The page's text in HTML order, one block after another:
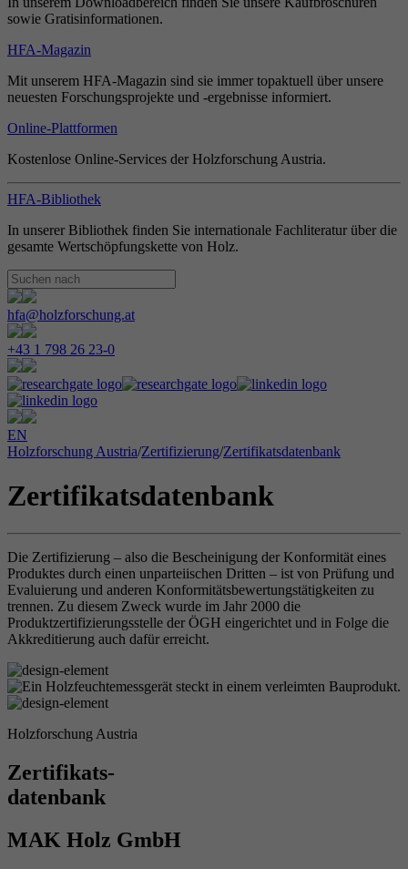
sowie Gratisinformationen.
HFA-Magazin
Mit unserem HFA-Magazin sind sie immer topaktuell über unsere
neuesten Forschungsprojekte und -ergebnisse informiert.
Online-Plattformen
Kostenlose Online-Services der Holzforschung Austria.
HFA-Bibliothek
In unserer Bibliothek finden Sie internationale Fachliteratur über die
gesamte Wertschöpfungskette von Holz.
hfa@holzforschung.at
+43 1 798 26 23-0
EN
Holzforschung Austria/Zertifizierung/Zertifikatsdatenbank
Zertifikatsdatenbank
Die Zertifizierung – also die Bescheinigung der Konformität eines
Produktes durch einen unparteiischen Dritten – ist von Prüfung und
Evaluierung und anderen Konformitätsbewertungstätigkeiten zu
trennen. Zu diesem Zweck wurde im Jahr 2000 die
Produktzertifizierungsstelle der ÖGH eingerichtet und in Folge die
Akkreditierung auch dafür erreicht.
Holzforschung Austria
Zertifikats-
datenbank
MAK Holz GmbH